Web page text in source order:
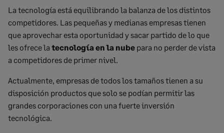
La tecnología está equilibrando la balanza de los distintos
competidores. Las pequeñas y medianas empresas tienen
que aprovechar esta oportunidad y sacar partido de lo que
les ofrece la tecnología en la nube para no perder de vista
a competidores de primer nivel.
Actualmente, empresas de todos los tamaños tienen a su
disposición productos que solo se podían permitir las
grandes corporaciones con una fuerte inversión
tecnológica.